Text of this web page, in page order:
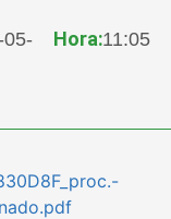
05-
Hora:11:05